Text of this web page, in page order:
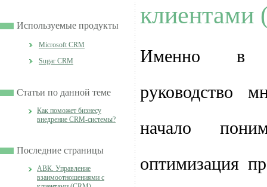
Используемые продукты
Microsoft CRM
Sugar CRM
Статьи по данной теме
Как поможет бизнесу
внедрение CRM-системы?
Последние страницы
АВК. Управление
взаимоотношениями с
клиентами
Именно в
руководство
начало
оптимизация